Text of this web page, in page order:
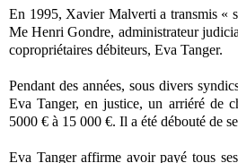
En 1995, Xavier Malverti a transmis «
Me Henri Gondre, administrateur
copropriétaires débiteurs, Eva Tanger.
Pendant des années, sous divers
Eva Tanger, en justice, un arriéré de
5000 € à 15 000 €. Il a été débouté de
Eva Tanger affirme avoir payé tous